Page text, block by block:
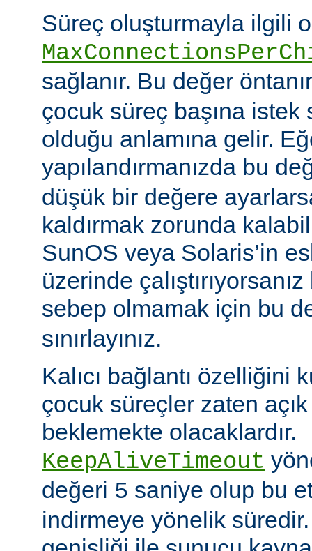
Süreç oluşturmayla ilgili
sağlanır. Bu değer
çocuk süreç başına istek
olduğu anlamına gelir.
yapılandırmanızda bu
düşük bir değere
kaldırmak zorunda
SunOS veya Solaris’in
üzerinde
sebep olmamak için bu
sınırlayınız.
Kalıcı bağlantı özelliğini
çocuk süreçler zaten
beklemekte olacaklardır.
KeepAliveTimeout
değeri 5 saniye olup bu
indirmeye yönelik